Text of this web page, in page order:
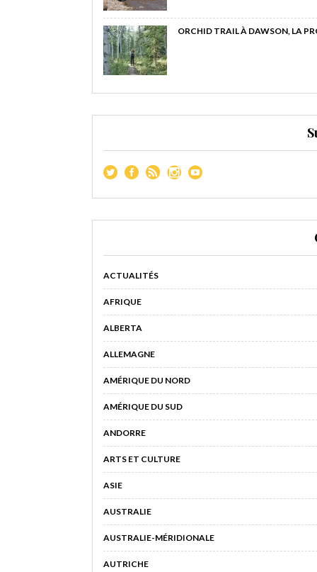
ORCHID TRAIL À DAWSON, LA
ACTUALITÉS
AFRIQUE
ALBERTA
ALLEMAGNE
AMÉRIQUE DU NORD
AMÉRIQUE DU SUD
ANDORRE
ARTS ET CULTURE
ASIE
AUSTRALIE
AUSTRALIE-MÉRIDIONALE
AUTRICHE